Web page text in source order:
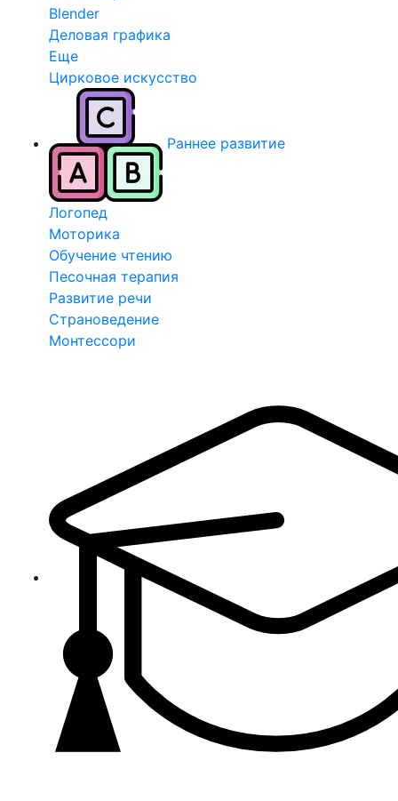
Blender
Деловая графика
Еще
Цирковое искусство
Раннее развитие
Логопед
Моторика
Обучение чтению
Песочная терапия
Развитие речи
Страноведение
Монтессори